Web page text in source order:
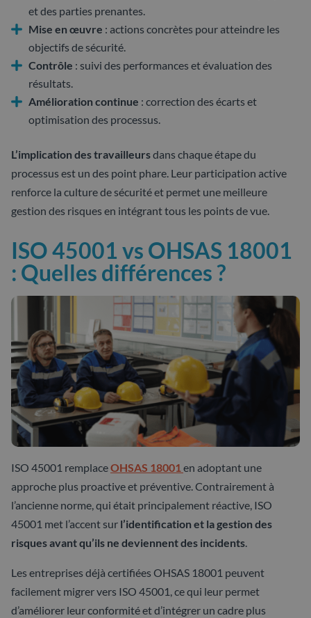
et des parties prenantes.
Mise en œuvre : actions concrètes pour atteindre les
objectifs de sécurité.
Contrôle : suivi des performances et évaluation des
résultats.
Amélioration continue : correction des écarts et
optimisation des processus.
L’implication des travailleursdans chaque étape du
processus est un des point phare. Leur participation active
renforce la culture de sécurité et permet une meilleure
gestion des risques en intégrant tous les points de vue.
ISO 45001 vs OHSAS 18001
: Quelles différences ?
ISO 45001 remplaceOHSAS 18001en adoptant une
approche plus proactive et préventive. Contrairement à
l’ancienne norme, qui était principalement réactive, ISO
45001 met l’accent sur l’identification et la gestion des
risques avant qu’ils ne deviennent des incidents.
Les entreprises déjà certifiées OHSAS 18001 peuvent
facilement migrer vers ISO 45001, ce qui leur permet
d’améliorer leur conformité et d’intégrer un cadre plus